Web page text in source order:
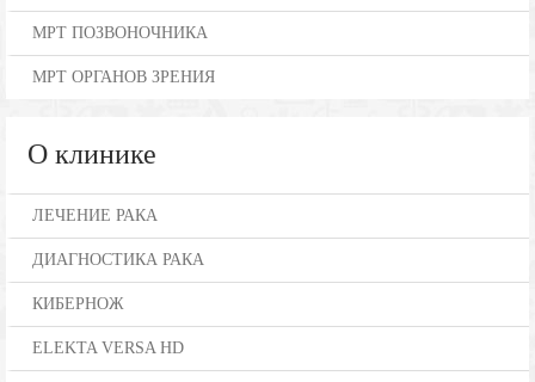
МРТ ПОЗВОНОЧНИКА
МРТ ОРГАНОВ ЗРЕНИЯ
О клинике
ЛЕЧЕНИЕ РАКА
ДИАГНОСТИКА РАКА
КИБЕРНОЖ
ELEKTA VERSA HD